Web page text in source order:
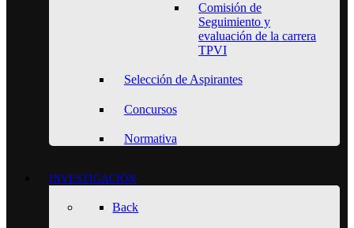
Comisión de
Seguimiento y
evaluación de la carrera
TPVI
Selección de Aspirantes
Concursos
Normativa
INVESTIGACIÓN
Back